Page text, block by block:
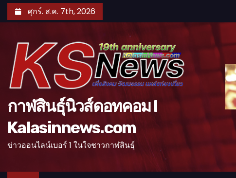
k
t
ศุกร์. ส.ค. 7th, 2026
กาฬสินธุ์นิวส์ดอทคอม l
Kalasinnews.com
ข่าวออนไลน์เบอร์ 1 ในใจชาวกาฬสินธุ์